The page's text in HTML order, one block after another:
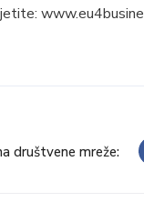
društvene mreže: